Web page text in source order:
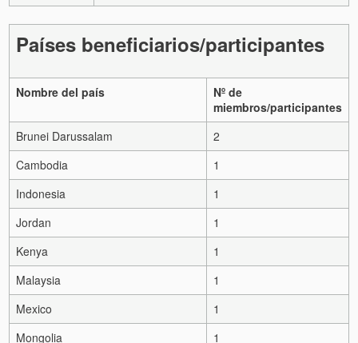
Países beneficiarios/participantes
Nombre del país
Nº de
miembros/participantes
Brunei Darussalam
2
Cambodia
1
Indonesia
1
Jordan
1
Kenya
1
Malaysia
1
Mexico
1
Mongolia
1